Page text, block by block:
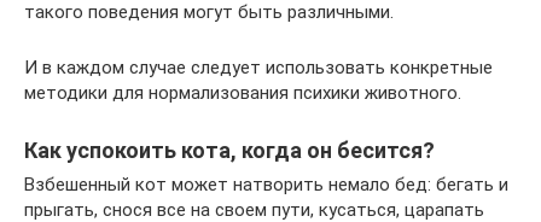
такого поведения могут быть различными.
И в каждом случае следует использовать конкретные
методики для нормализования психики животного.
Как успокоить кота, когда он бесится?
Взбешенный кот может натворить немало бед: бегать и
прыгать, снося все на своем пути, кусаться, царапать